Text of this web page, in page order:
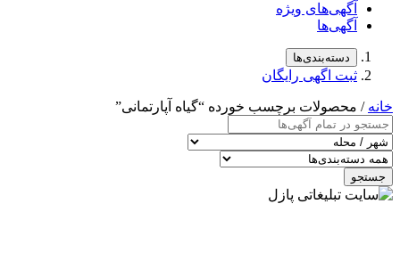
آگهی‌های ویژه
آگهی‌ها
دسته‌بندی‌ها
ثبت اگهی رایگان
خانه / محصولات برچسب خورده “گیاه آپارتمانی”
جستجو